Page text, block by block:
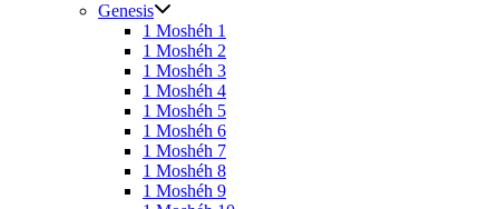
Genesis
1 Moshéh 1
1 Moshéh 2
1 Moshéh 3
1 Moshéh 4
1 Moshéh 5
1 Moshéh 6
1 Moshéh 7
1 Moshéh 8
1 Moshéh 9